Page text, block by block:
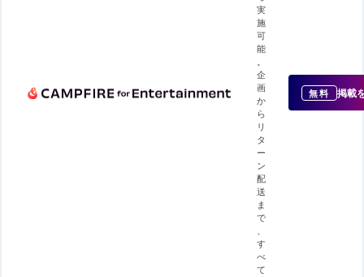
実
施
可
能
。
企
画
か
ら
リ
タ
ー
ン
配
送
ま
で
、
す
べ
て
無料 掲載